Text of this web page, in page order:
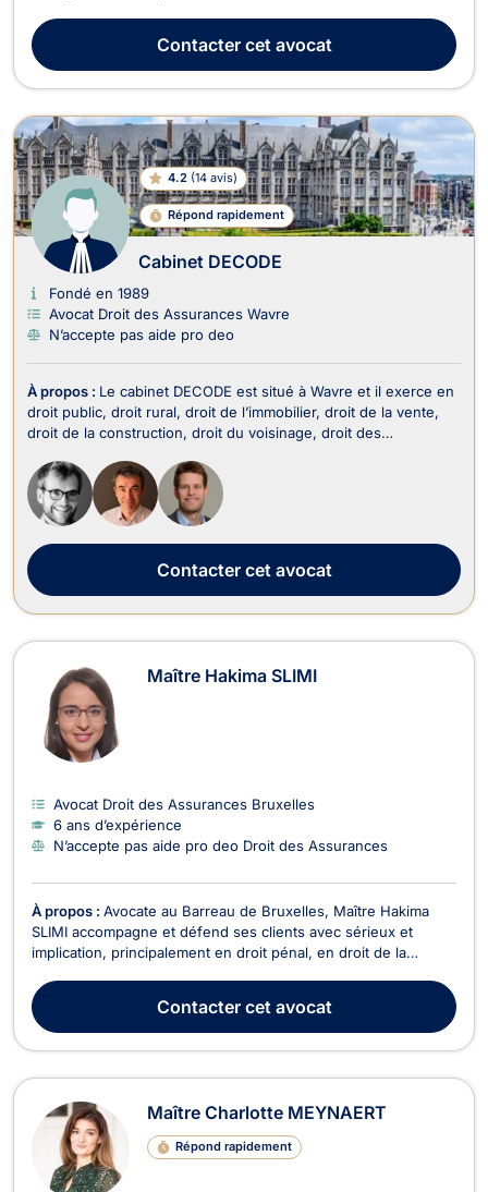
moral, Maître HENROTIN se charge de l'obtention rapide de
l'indemnisation la plus importante...
Contactercet avocat
4.2 (14 avis)
Répond rapidement
Cabinet DECODE
Fondé en 1989
Avocat Droit des Assurances Wavre
N’accepte pas aide pro deo
À propos : Le cabinet DECODE est situé à Wavre et il exerce en
droit public, droit rural, droit de l’immobilier, droit de la vente,
droit de la construction, droit du voisinage, droit des
dommage corporel et droit pénal. Tout d’abord, le cabinet
DECODE opère en droit public...
Contactercet avocat
Maître Hakima SLIMI
Avocat Droit des Assurances Bruxelles
6 ans d’expérience
N’accepte pas aide pro deo Droit des Assurances
À propos : Avocate au Barreau de Bruxelles, Maître Hakima
SLIMI accompagne et défend ses clients avec sérieux et
implication, principalement en droit pénal, en droit de la
assurances et recouvrement de créances.En droit pénal,
Maître Hakima SLIMI met un point d’honneur à ac...
Contactercet avocat
Maître Charlotte MEYNAERT
Répond rapidement